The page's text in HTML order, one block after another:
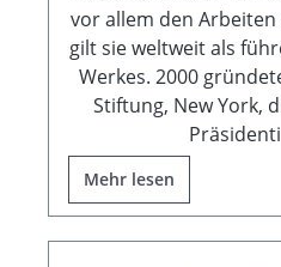
vor allem den
gilt sie weltweit als
Werkes. 2000
Stiftung, New York,
Mehr lesen